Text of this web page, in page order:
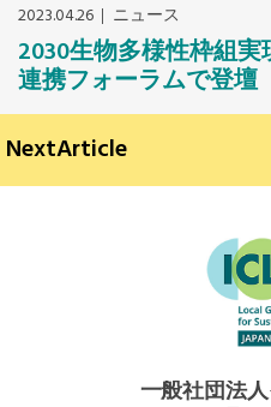
2023.04.26 ニュース
2030生物多様性枠組
連携フォーラムで登壇
NextArticle
一般社団法